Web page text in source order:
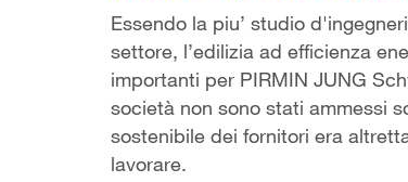
Essendo la piu’ studio
settore, l’edilizia ad efficienza
importanti per PIRMIN JUNG
società non sono stati ammessi
sostenibile dei fornitori era
lavorare.